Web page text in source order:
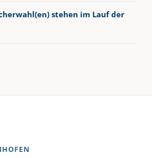
stehen im Lauf der